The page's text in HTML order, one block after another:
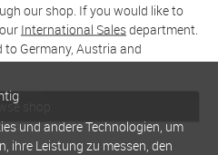
our shop. If you would like to
International Salesdepartment.
to Germany, Austria and
shop
und andere Technologien, um
ihre Leistung zu messen, den